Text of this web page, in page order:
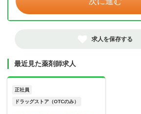
求人を保存する
最近見た薬剤師求人
正社員
ドラッグストア（OTCのみ）